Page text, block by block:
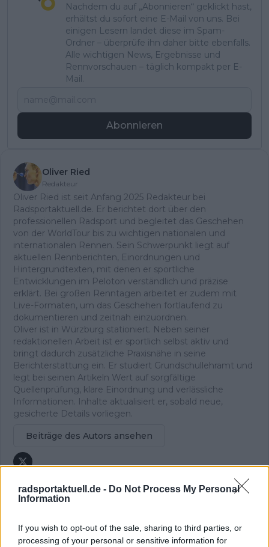
radsportaktuell.de - Do Not Process My Personal
Information
If you wish to opt-out of the sale, sharing to third parties, or
processing of your personal or sensitive information for
Nachdem du auf „Abonnieren“ geklickt hast,
erhältst du sofort eine E-Mail von uns. Bei
einigen Lesern landet diese im Spam-
Ordner – überprüfe ihn daher bitte ebenfalls.
Alle wichtigen News, Ergebnisse und
Rennvorschauen – täglich kompakt per E-
Mail.
Abonnieren
Oliver Ried
Redakteur
Oliver Ried ist seit Anfang 2025 Redakteur bei
Radsportaktuell.de. Er berichtet dort über den
professionellen Radsport und begleitet das Geschehen
von der WorldTour bis zu wichtigen nationalen und
internationalen Rennen. Sein Schwerpunkt liegt auf
aktuellen Rennberichten, Einordnungen und
Hintergrundtexten, mit denen er sportliche
Entwicklungen im Peloton verständlich und präzise
erklärt. Bei großen Renntagen arbeitet er zudem mit
Live-Formaten, um das Geschehen fortlaufend zu
dokumentieren und zeitnah einzuordnen.
Oliver ist in Würzburg stationiert. Neben seiner
redaktionellen Arbeit ist er sportlich selbst aktiv und
bringt dadurch zusätzliche Praxisnähe in seine
Berichterstattung ein. Er studiert Grundschullehramt und
legt bei seinen Artikeln Wert auf sorgfältige
Quellenprüfung, klare Einordnung und verlässliche
Informationen. Inhalte aktualisiert er, sobald neue,
gesicherte Details vorliegen.
Beiträge des Autors ansehen
Besucher 0